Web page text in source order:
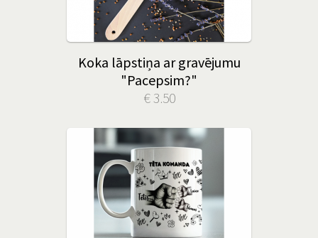
Koka lāpstiņa ar gravējumu
"Pacepsim?"
€ 3.50